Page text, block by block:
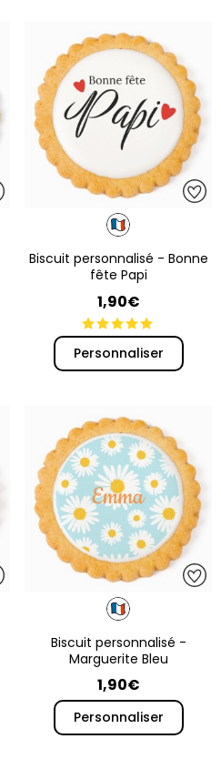
Biscuit personnalisé - Bonne
fête Papi
1,90€
Personnaliser
Biscuit personnalisé -
Marguerite Bleu
1,90€
Personnaliser